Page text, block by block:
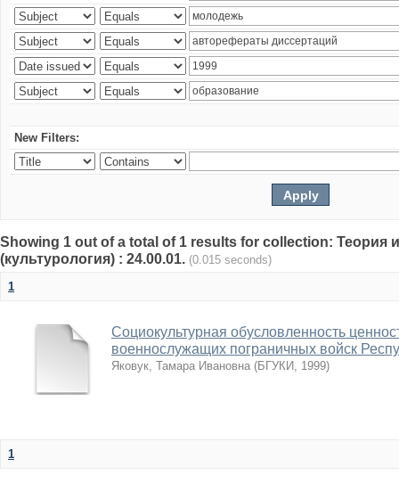
New Filters:
Showing 1 out of a total of 1 results for collection: Теория
(культурология) : 24.00.01. (0.015 seconds)
1
Социокультурная обусловленность
военнослужащих пограничных войск
Яковук, Тамара Ивановна (БГУКИ, 1999)
1